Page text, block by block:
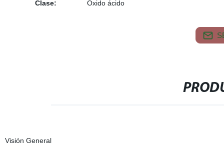
Clase:
Óxido ácido
Visión General